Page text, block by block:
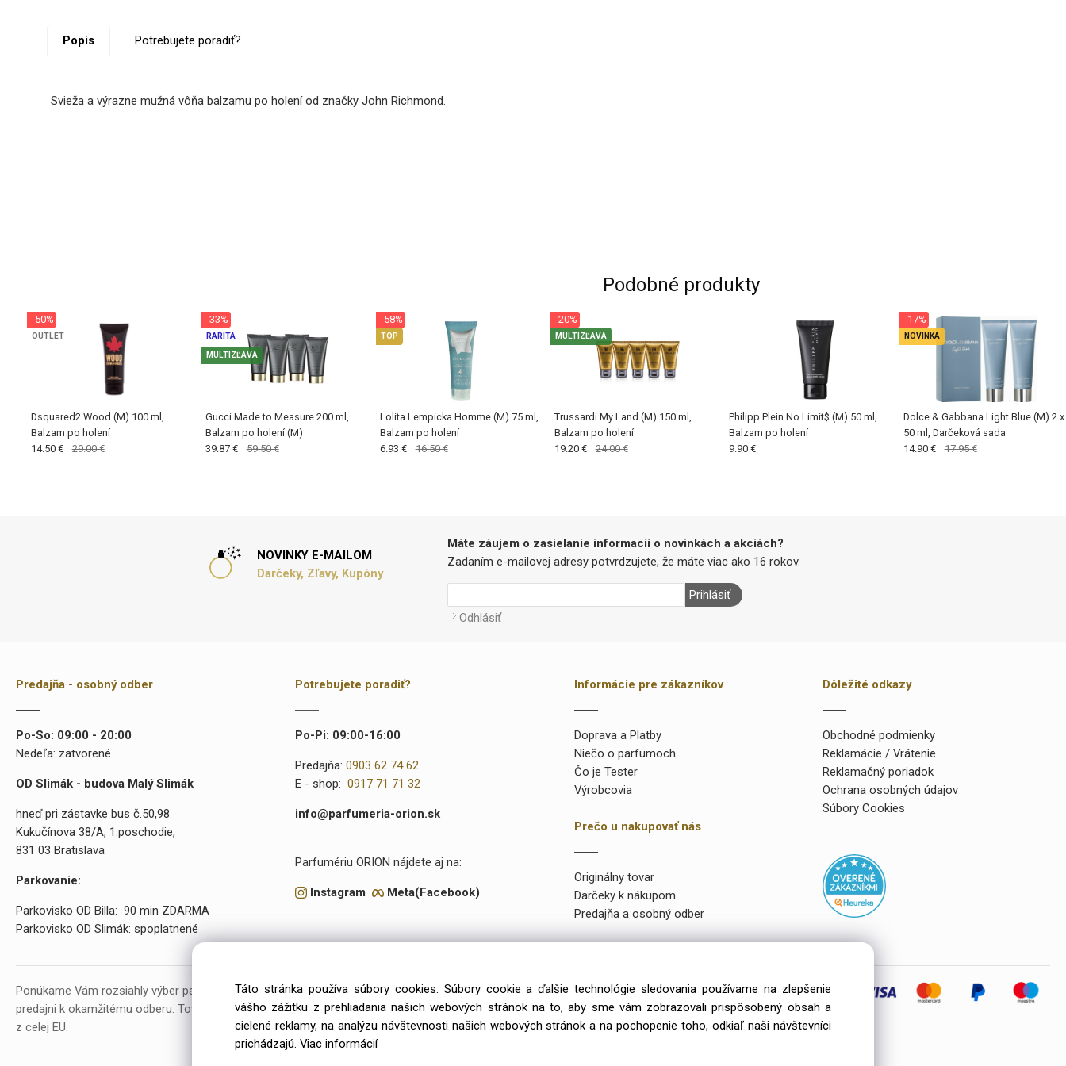
Popis Potrebujete poradiť?
Svieža a výrazne mužná vôňa balzamu po holení od značky John Richmond.
Podobné produkty
Dsquared2 Wood (M) 100 ml,
Balzam po holení
OUTLET
- 50%
14.50 € 29.00 €
Gucci Made to Measure 200 ml,
Balzam po holení (M)
RARITA
MULTIZĽAVA
- 33%
39.87 € 59.50 €
Lolita Lempicka Homme (M) 75 ml,
Balzam po holení
TOP
- 58%
6.93 € 16.50 €
Trussardi My Land (M) 150 ml,
Balzam po holení
MULTIZĽAVA
- 20%
19.20 € 24.00 €
Philipp Plein No Limit$ (M) 50 ml,
Balzam po holení
9.90 €
Dolce & Gabbana Light Blue (M) 2 x
50 ml, Darčeková sada
NOVINKA
- 17%
14.90 € 17.95 €
NOVINKY E-MAILOM
Darčeky, Zľavy, Kupóny
Máte záujem o zasielanie informacií o novinkách a akciách?
Zadaním e-mailovej adresy potvrdzujete, že máte viac ako 16 rokov.
Prihlásiť
Odhlásiť
Predajňa - osobný odber
Po-So: 09:00 - 20:00
Nedeľa: zatvorené
OD Slimák - budova Malý Slimák
hneď pri zástavke bus č.50,98
Kukučínova 38/A, 1.poschodie,
831 03 Bratislava
Parkovanie:
Parkovisko OD Billa: 90 min ZDARMA
Parkovisko OD Slimák: spoplatnené
Potrebujete poradiť?
Po-Pi: 09:00-16:00
Predajňa:0903 62 74 62
E - shop:0917 71 71 32
info@parfumeria-orion.sk
Parfumériu ORION nájdete aj na:
Instagram Meta(Facebook)
Informácie pre zákazníkov
Doprava a Platby
Niečo o parfumoch
Čo je Tester
Výrobcovia
Prečo u nakupovať nás
Originálny tovar
Darčeky k nákupom
Predajňa a osobný odber
Dôležité odkazy
Obchodné podmienky
Reklamácie / Vrátenie
Reklamačný poriadok
Ochrana osobných údajov
Súbory Cookies
Ponúkame Vám rozsiahly výber parfumov a kozmetiky. V našej ponuke máme takmer 15 000 rôznych položiek a vyše 2000 priamo na
predajni k okamžitému odberu. Tovar objednávame už od roku 2099 výlučne iba u preverených a kvalitných veľkoobchodných dodávateľov
z celej EU.
Táto stránka používa súbory cookies. Súbory cookie a ďalšie technológie sledovania používame na zlepšenie
vášho zážitku z prehliadania našich webových stránok na to, aby sme vám zobrazovali prispôsobený obsah a
cielené reklamy, na analýzu návštevnosti našich webových stránok a na pochopenie toho, odkiaľ naši návštevníci
prichádzajú. Viac informácií